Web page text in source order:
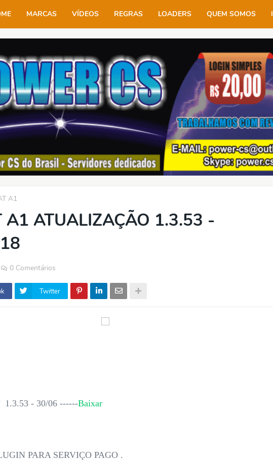
MARCAS VÍDEOS REGRAS LOADERS QUEM SOMOS
A1
A1 ATUALIZAÇÃO 1.3.53 -
0 Comentários
Twitter
- 30/06 ------Baixar
PARA SERVIÇO PAGO .